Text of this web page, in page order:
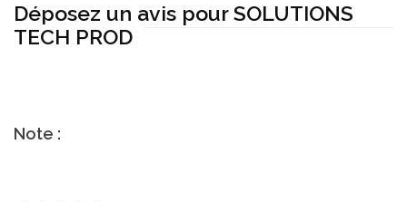
Déposez un avis pour SOLUTIONS
TECH PROD
Note :